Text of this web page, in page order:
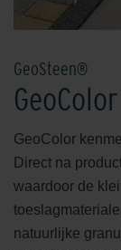
GeoSteen®
GeoColor
GeoColor
Direct na
waardoor de
natuurlijke